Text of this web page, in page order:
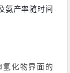
氨产率随时间
化物界面的